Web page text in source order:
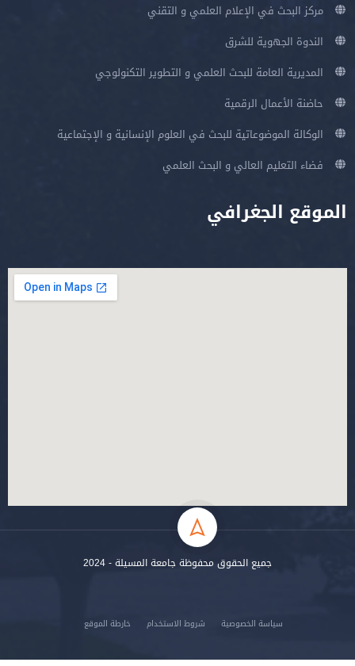
مركز البحث في الإعلام العلمي و التقني
الندوة الجهوية للشرق
المديرية العامة للبحث العلمي و التطوير التكنولوجي
حاضنة الأعمال الرقمية
الوكالة الموضوعاتية للبحث في العلوم الإنسانية و الإجتماعية
فضاء التعليم العالي و البحث العلمي
الموقع الجغرافي
جميع الحقوق محفوظة جامعة المسيلة - 2024
سياسة الخصوصية شروط الاستخدام خارطة الموقع